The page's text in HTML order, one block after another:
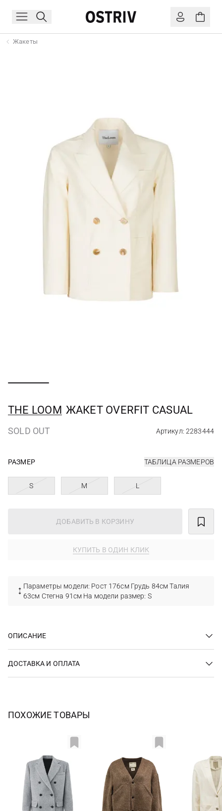
Жакеты
THE LOOM ЖАКЕТ OVERFIT CASUAL
SOLD OUT Артикул: 2283444
РАЗМЕР ТАБЛИЦА РАЗМЕРОВ
S M L
ДОБАВИТЬ В КОРЗИНУ
КУПИТЬ В ОДИН КЛИК
Параметры модели: Рост 176см Грудь 84см Талия
63см Стегна 91см На модели размер: S
ОПИСАНИЕ
ДОСТАВКА И ОПЛАТА
ПОХОЖИЕ ТОВАРЫ